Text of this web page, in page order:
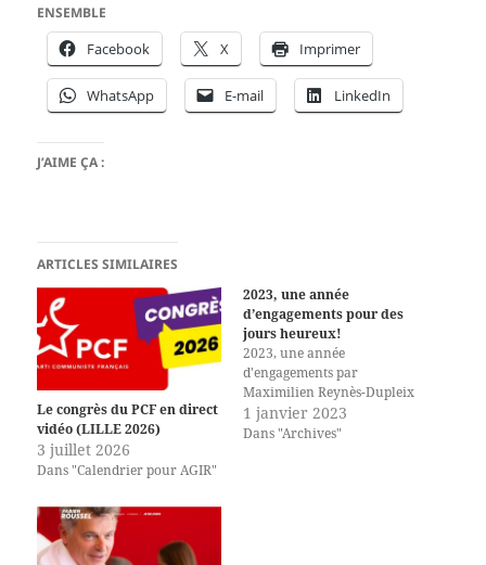
ENSEMBLE
Facebook X Imprimer
WhatsApp E-mail LinkedIn
J’AIME ÇA :
ARTICLES SIMILAIRES
Le congrès du PCF en direct
vidéo (LILLE 2026)
3 juillet 2026
Dans "Calendrier pour AGIR"
2023, une année
d’engagements pour des
jours heureux!
2023, une année
d'engagements par
Maximilien Reynès-Dupleix
1 janvier 2023
Dans "Archives"